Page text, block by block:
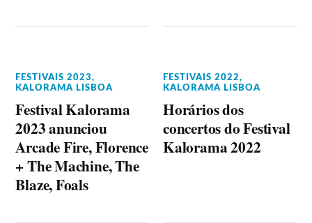
FESTIVAIS 2023,
KALORAMA LISBOA
Festival Kalorama
2023 anunciou
Arcade Fire, Florence
+ The Machine, The
Blaze, Foals
FESTIVAIS 2022,
KALORAMA LISBOA
Horários dos
concertos do Festival
Kalorama 2022